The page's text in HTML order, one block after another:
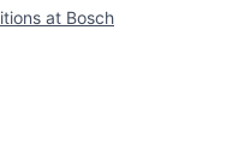
at Bosch